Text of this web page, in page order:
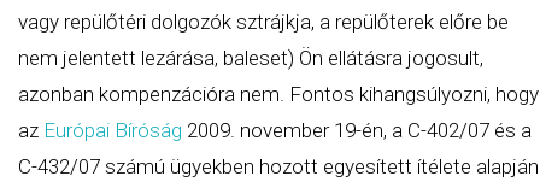
vagy repülőtéri dolgozók sztrájkja, a repülőterek előre be
nem jelentett lezárása, baleset) Ön ellátásra jogosult,
azonban kompenzációra nem. Fontos kihangsúlyozni, hogy
az Európai Bíróság 2009. november 19-én, a C-402/07 és a
C-432/07 számú ügyekben hozott egyesített ítélete alapján